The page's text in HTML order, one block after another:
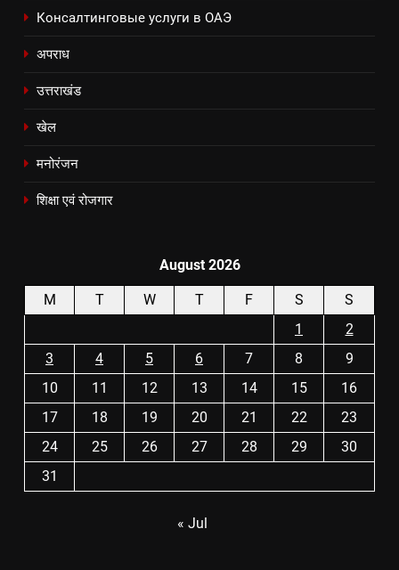
Консалтинговые услуги в ОАЭ
अपराध
उत्तराखंड
खेल
मनोरंजन
शिक्षा एवं रोजगार
August 2026
M T W T F S
S
1
2
3
4 5 6 7 8
9
10
11 12 13 14 15
16
17
18 19 20 21 22
23
24
25 26 27 28 29
30
31
« Jul